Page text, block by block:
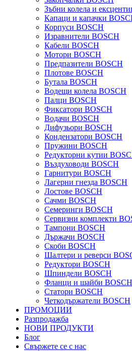
Зъбни колела и
Капаци и капачки
Корпуси BOSCH
Изравнители BOSCH
Кабели BOSCH
Мотори BOSCH
Предпазители BOSCH
Плотове BOSCH
Бутала BOSCH
Водещи колела BOSCH
Палци BOSCH
Фиксатори BOSCH
Водачи BOSCH
Дифузьори BOSCH
Кондензатори BOSCH
Пружини BOSCH
Редукторни кутии
Въздуховоди BOSCH
Гарнитури BOSCH
Лагерни гнезда BOSCH
Лостове BOSCH
Сачми BOSCH
Семеринги BOSCH
Сервизни комплекти
Тампони BOSCH
Държачи BOSCH
Скоби BOSCH
Шалтери и реверси
Редуктори BOSCH
Шпиндели BOSCH
Фланци и шайби BOSCH
Статори BOSCH
Четкодържатели BOSCH
ПРОМОЦИИ
Разпродажба
НОВИ ПРОДУКТИ
Блог
Свържете се с нас